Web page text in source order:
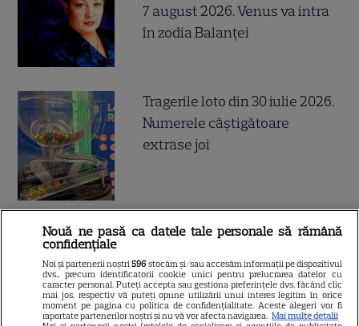
7 august 2026. Venus va intra
în zodia Balanței
Tragerile loto din 30 iulie 2026.
Numerele câştigătoare
extrase joi
Postul Sfintei Mării – Postul
Adormirii Maicii Domnului. Ce
se mănâncă în post
Nouă ne pasă ca datele tale personale să rămână
confidențiale
Noi și partenerii noștri596 stocăm și/sau accesăm informații pe dispozitivul
dvs., precum identificatorii cookie unici pentru prelucrarea datelor cu
caracter personal. Puteți accepta sau gestiona preferințele dvs. făcând clic
mai jos, respectiv vă puteți opune utilizării unui interes legitim în orice
moment pe pagina cu politica de confidențialitate. Aceste alegeri vor fi
raportate partenerilor noștri și nu vă vor afecta navigarea. Mai multe detalii